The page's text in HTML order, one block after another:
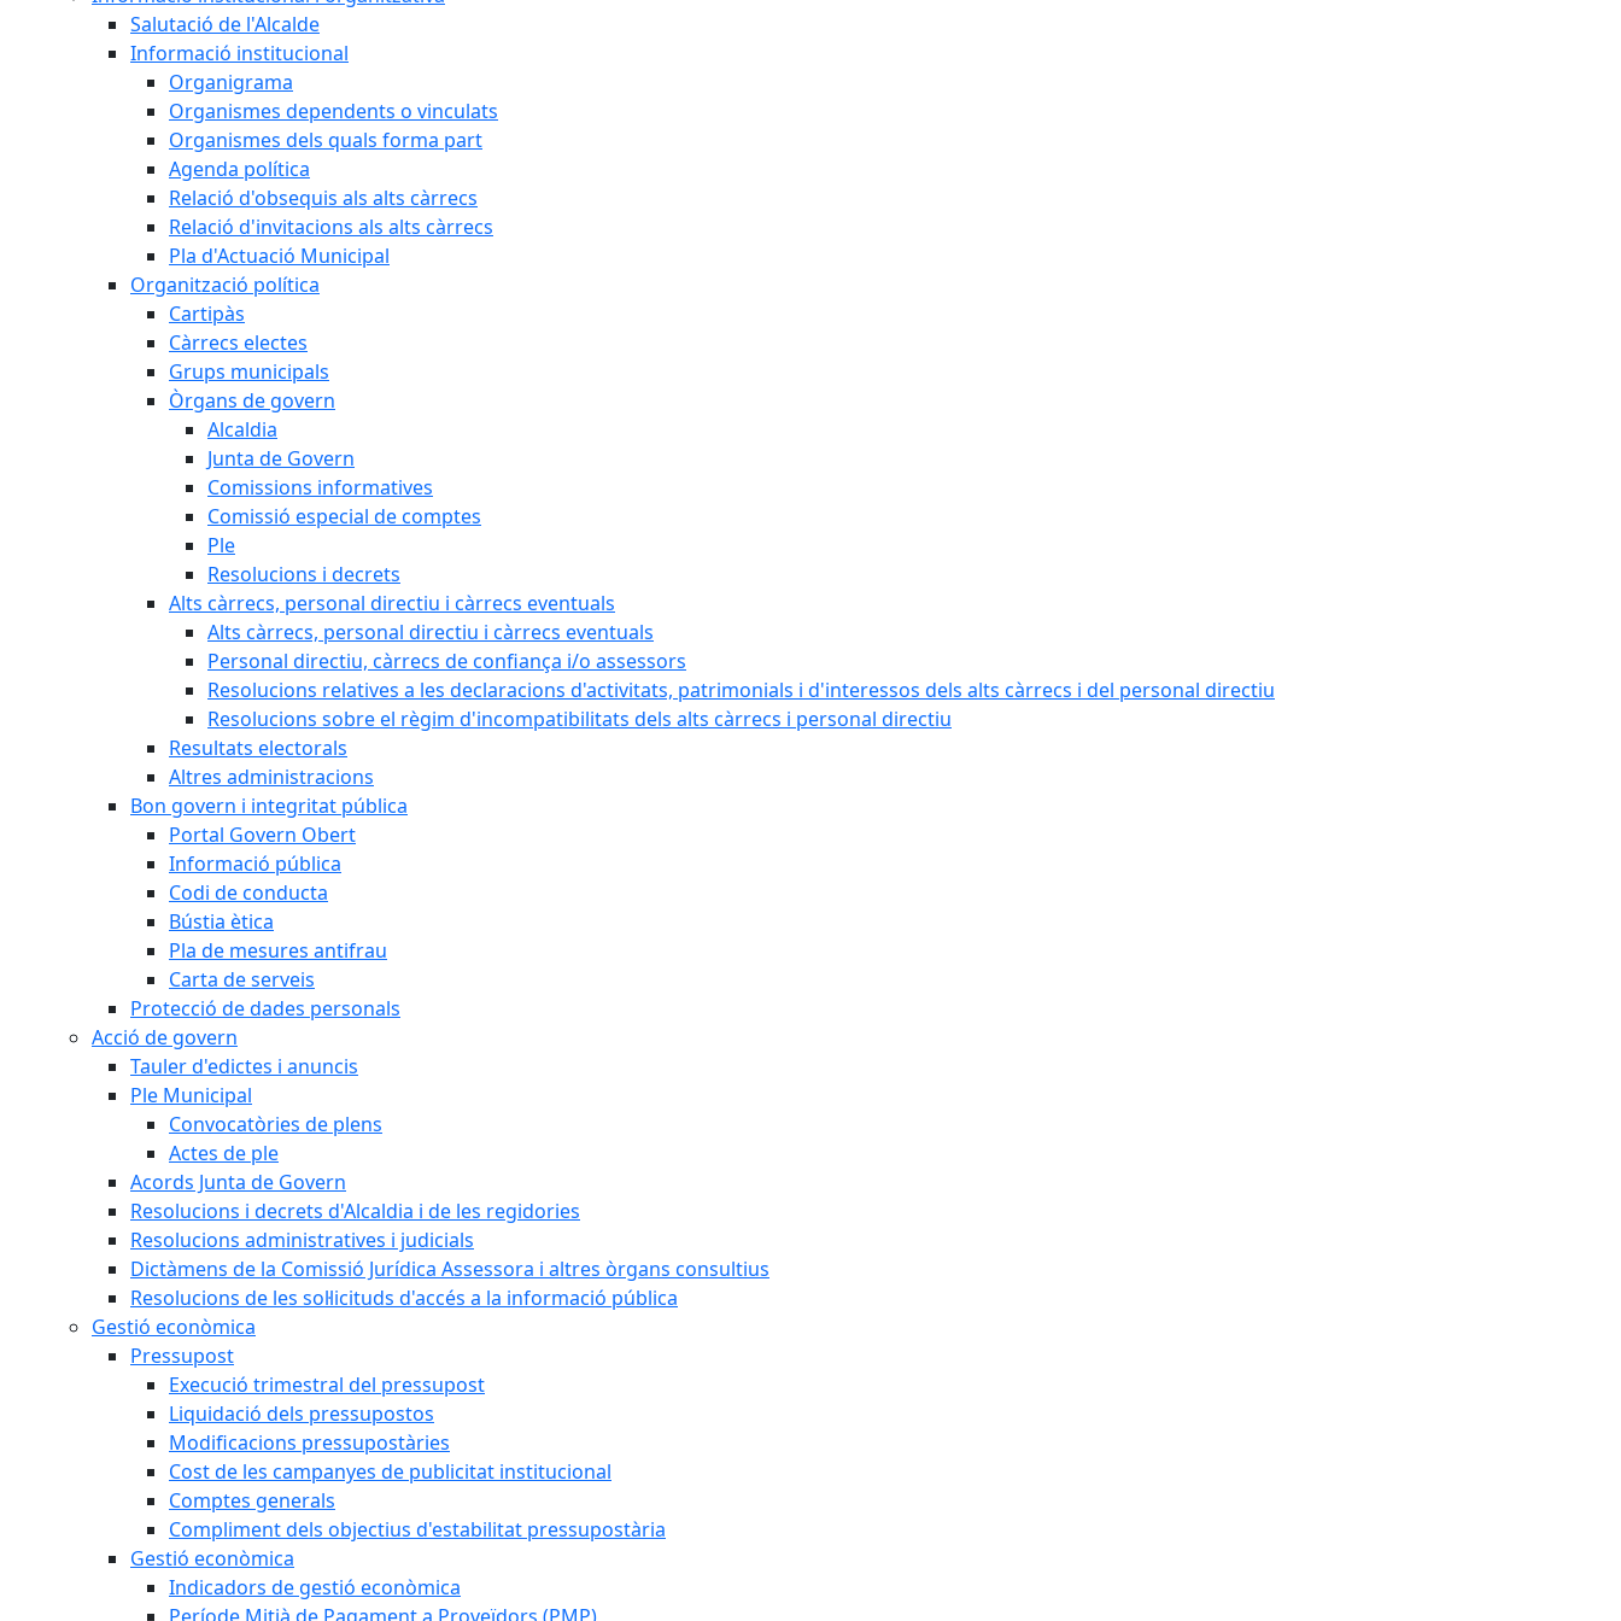
Salutació de l'Alcalde
Informació institucional
Organigrama
Organismes dependents o vinculats
Organismes dels quals forma part
Agenda política
Relació d'obsequis als alts càrrecs
Relació d'invitacions als alts càrrecs
Pla d'Actuació Municipal
Organització política
Cartipàs
Càrrecs electes
Grups municipals
Òrgans de govern
Alcaldia
Junta de Govern
Comissions informatives
Comissió especial de comptes
Ple
Resolucions i decrets
Alts càrrecs, personal directiu i càrrecs eventuals
Alts càrrecs, personal directiu i càrrecs eventuals
Personal directiu, càrrecs de confiança i/o assessors
Resolucions relatives a les declaracions d'activitats, patrimonials i d'interessos dels alts càrrecs i del personal directiu
Resolucions sobre el règim d'incompatibilitats dels alts càrrecs i personal directiu
Resultats electorals
Altres administracions
Bon govern i integritat pública
Portal Govern Obert
Informació pública
Codi de conducta
Bústia ètica
Pla de mesures antifrau
Carta de serveis
Protecció de dades personals
Acció de govern
Tauler d'edictes i anuncis
Ple Municipal
Convocatòries de plens
Actes de ple
Acords Junta de Govern
Resolucions i decrets d'Alcaldia i de les regidories
Resolucions administratives i judicials
Dictàmens de la Comissió Jurídica Assessora i altres òrgans consultius
Resolucions de les sol·licituds d'accés a la informació pública
Gestió econòmica
Pressupost
Execució trimestral del pressupost
Liquidació dels pressupostos
Modificacions pressupostàries
Cost de les campanyes de publicitat institucional
Comptes generals
Compliment dels objectius d'estabilitat pressupostària
Gestió econòmica
Indicadors de gestió econòmica